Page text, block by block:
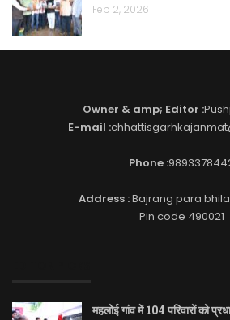
Feb 2, 2026
Owner & amp; Editor :
E-mail :
Phone :
Address :Bajrang para
Pin code 490021
महलोई गांव में 104 परिवारों को